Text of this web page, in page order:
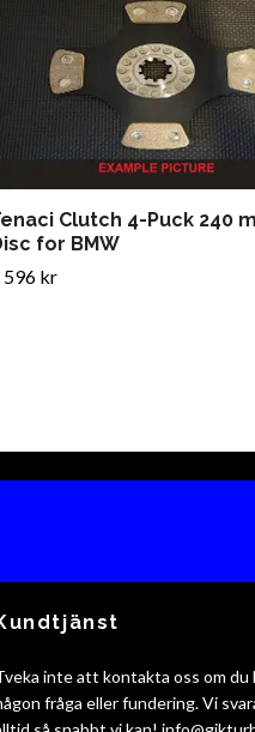
Clutch 4-Puck 240
for BMW
596 kr
inte att kontakta oss om du
fråga eller fundering. Vi